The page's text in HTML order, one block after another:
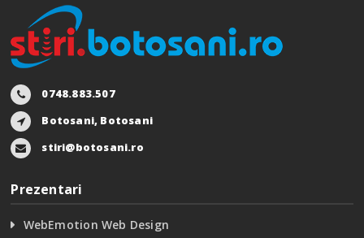
0748.883.507
Botosani, Botosani
stiri@botosani.ro
Prezentari
WebEmotion Web Design